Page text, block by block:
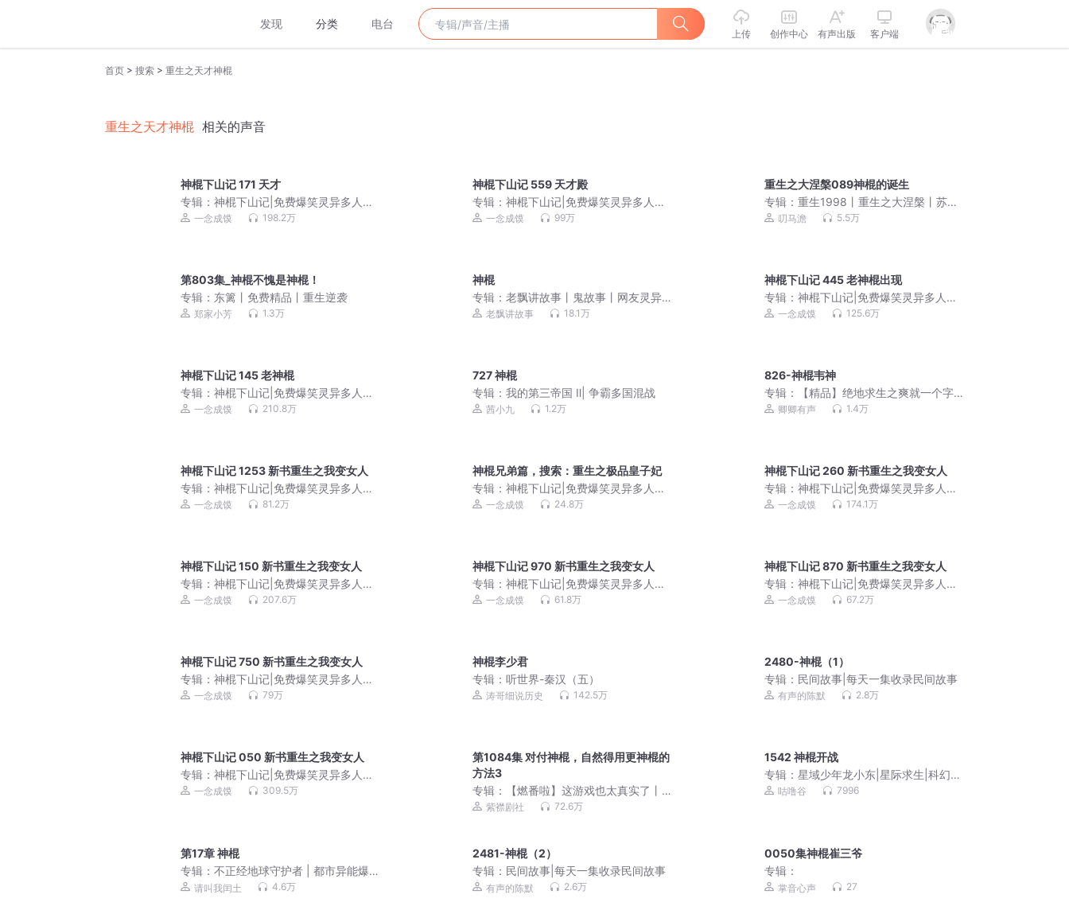
发现 分类 电台
上传 创作中心 有声出版 客户端
首页 > 搜索 > 重生之天才神棍
重生之天才神棍 相关的声音
神棍下山记 171 天才
专辑： 神棍下山记|免费爆笑灵异多人剧|
一念成馍领衔
一念成馍 198.2万
神棍下山记 559 天才殿
专辑：神棍下山记|免费爆笑灵异多人剧|
一念成馍领衔
一念成馍 99万
重生之大涅槃089神棍的诞生
专辑：重生1998丨重生之大涅槃丨苏灿
的时光羁旅丨叨马澹多人有声剧
叨马澹 5.5万
第803集_神棍不愧是神棍！
专辑： 东篱丨免费精品丨重生逆袭
郑家小芳 1.3万
神棍
专辑：老飘讲故事丨鬼故事丨网友灵异
经历老飘讲故事 18.1万
神棍下山记 445 老神棍出现
专辑：神棍下山记|免费爆笑灵异多人剧|
一念成馍领衔
一念成馍 125.6万
神棍下山记 145 老神棍
专辑： 神棍下山记|免费爆笑灵异多人剧|
一念成馍领衔
一念成馍 210.8万
727 神棍
专辑：我的第三帝国 Ⅱ| 争霸多国混战
茜小九 1.2万
826-神棍韦神
专辑：
【精品】绝地求生之爽就一个字
｜免费有声小说
卿卿有声 1.4万
神棍下山记 1253 新书重生之我变女人
专辑： 神棍下山记|免费爆笑灵异多人剧|
一念成馍领衔
一念成馍 81.2万
神棍兄弟篇，搜索：重生之极品皇子妃
专辑：神棍下山记|免费爆笑灵异多人有
声剧|一念成馍领衔
一念成馍 24.8万
神棍下山记 260 新书重生之我变女人
专辑：神棍下山记|免费爆笑灵异多人剧|
一念成馍领衔
一念成馍 174.1万
神棍下山记 150 新书重生之我变女人
专辑： 神棍下山记|免费爆笑灵异多人剧|
一念成馍领衔
一念成馍 207.6万
神棍下山记 970 新书重生之我变女人
专辑：神棍下山记|免费爆笑灵异多人剧|
一念成馍领衔
一念成馍 61.8万
神棍下山记 870 新书重生之我变女人
专辑：神棍下山记|免费爆笑灵异多人剧|
一念成馍领衔
一念成馍 67.2万
神棍下山记 750 新书重生之我变女人
专辑： 神棍下山记|免费爆笑灵异多人剧|
一念成馍领衔
一念成馍 79万
神棍李少君
专辑：听世界-秦汉（五）
涛哥细说历史 142.5万
2480-神棍（1）
专辑： 民间故事|每天一集收录民间故事
有声的陈默 2.8万
神棍下山记 050 新书重生之我变女人
专辑： 神棍下山记|免费爆笑灵异多人剧|
一念成馍领衔
一念成馍 309.5万
第1084集 对付神棍，自然得用更神棍的
方法3
专辑：
【燃番啦】这游戏也太真实了丨
爆笑废土霸榜神作丨紫襟剧社制作
紫襟剧社 72.6万
1542 神棍开战
专辑：星域少年龙小东|星际求生|科幻冒
险|励志成长咕噜谷
咕噜谷 7996
第17章 神棍
专辑： 不正经地球守护者 | 都市异能爆
笑文请叫我闰土 4.6万
2481-神棍（2）
专辑： 民间故事|每天一集收录民间故事
有声的陈默 2.6万
0050集神棍崔三爷
专辑：
掌音心声 27